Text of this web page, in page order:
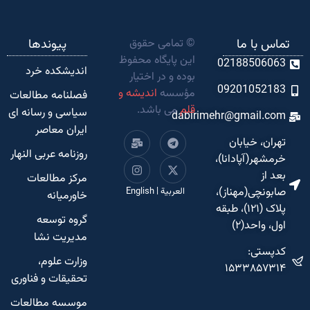
تماس با ما
02188506063
09201052183
dabirimehr@gmail.com
تهران، خیابان
خرمشهر(آپادانا)،
بعد از
صابونچی(مهناز)،
پلاک (۱۲۱)، طبقه
اول، واحد(۲)
کدپستی:
۱۵۳۳۸۵۷۳۱۴
© تمامی حقوق
این پایگاه محفوظ
بوده و در اختیار
مؤسسه اندیشه و
قلممی باشد.
العربية|
English
پیوندها
اندیشکده‌ خرد
فصلنامه مطالعات
سیاسی و رسانه ای
ایران معاصر
روزنامه عربی النهار
مرکز مطالعات
خاورمیانه
گروه توسعه
مدیریت نشا
وزارت علوم،
تحقیقات و فناوری
موسسه مطالعات